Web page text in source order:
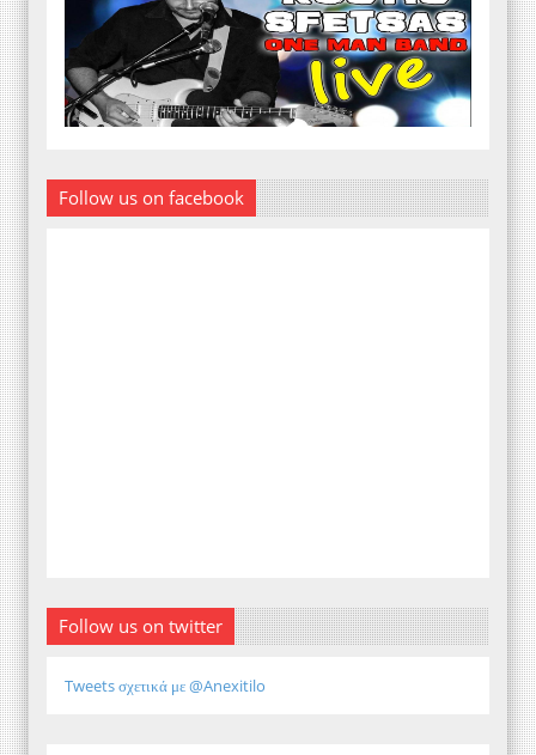
Follow us on facebook
Follow us on twitter
Tweets σχετικά με @Anexitilo